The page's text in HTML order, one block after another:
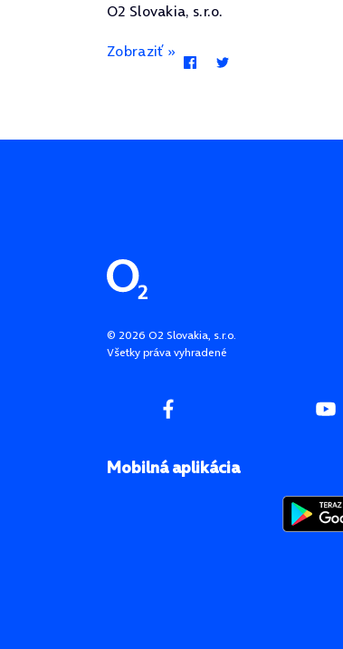
O2 Slovakia, s.r.o.
Zobraziť »
Pätička stránky
© 2026 O2 Slovakia, s.r.o.
Všetky práva vyhradené
Mobilná aplikácia